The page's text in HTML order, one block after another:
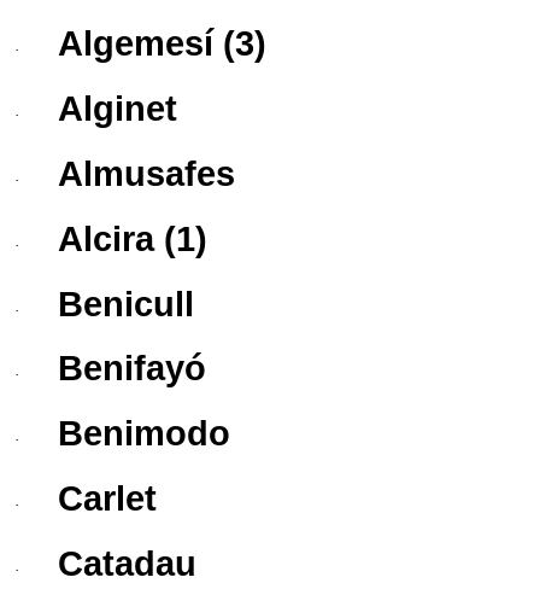
· Algemesí(3)
· Alginet
· Almusafes
· Alcira(1)
· Benicull
· Benifayó
· Benimodo
· Carlet
· Catadau